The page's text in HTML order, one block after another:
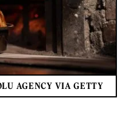
AGENCY VIA GETTY